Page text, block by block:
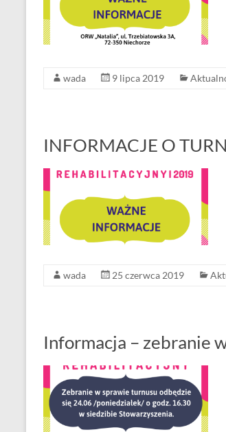
wada 9 lipca 2019
INFORMACJE O
wada 25 czerwca 2019
Informacja – zebranie